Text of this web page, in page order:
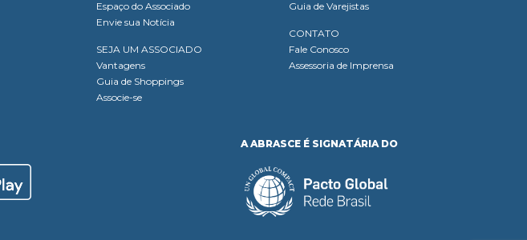
Espaço do Associado
Envie sua Notícia
SEJA UM ASSOCIADO
Vantagens
Guia de Shoppings
Associe-se
Guia de Varejistas
CONTATO
Fale Conosco
Assessoria de Imprensa
A ABRASCE É SIGNATÁRIA DO